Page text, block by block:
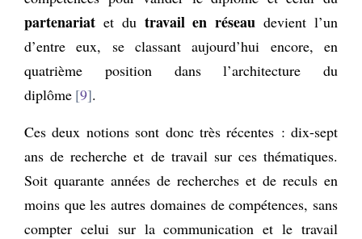
partenariat et du travail en réseaudevient l’un
d’entre eux, se classant aujourd’hui encore, en
quatrième position dans l’architecture du
diplôme 9 .
Ces deux notions sont donc très récentes : dix-sept
ans de recherche et de travail sur ces thématiques.
Soit quarante années de recherches et de reculs en
moins que les autres domaines de compétences, sans
compter celui sur la communication et le travail